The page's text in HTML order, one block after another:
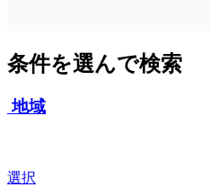
条件を選んで検索
地域
選択